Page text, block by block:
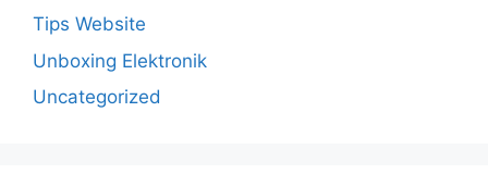
Tips Website
Unboxing Elektronik
Uncategorized